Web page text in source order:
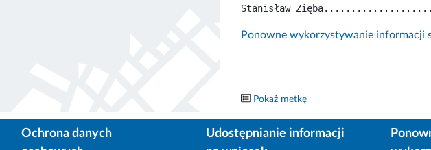
Stanisław
Ponowne wykorzystywanie informacji
Pokaż metkę
Ochrona danych
Udostępnianie informacji